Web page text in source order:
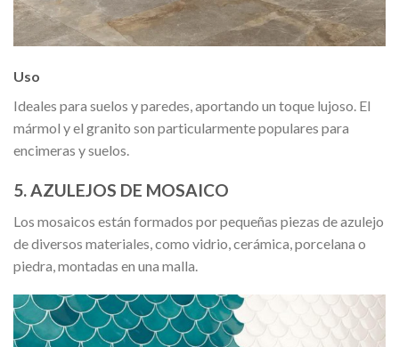
Uso
Ideales para suelos y paredes, aportando un toque lujoso. El
mármol y el granito son particularmente populares para
encimeras y suelos.
5. AZULEJOS DE MOSAICO
Los mosaicos están formados por pequeñas piezas de azulejo
de diversos materiales, como vidrio, cerámica, porcelana o
piedra, montadas en una malla.